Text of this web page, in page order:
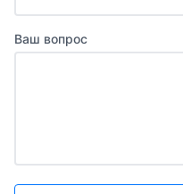
Ваш вопрос